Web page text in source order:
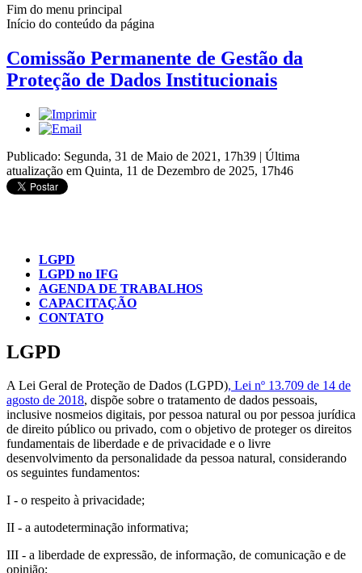
Fim do menu principal
Início do conteúdo da página
Comissão Permanente de Gestão da
Proteção de Dados Institucionais
Publicado: Segunda, 31 de Maio de 2021, 17h39 | Última
atualização em Quinta, 11 de Dezembro de 2025, 17h46
LGPD
LGPD no IFG
AGENDA DE TRABALHOS
CAPACITAÇÃO
CONTATO
LGPD
A Lei Geral de Proteção de Dados (LGPD), Lei nº 13.709 de 14 de
agosto de 2018, dispõe sobre o tratamento de dados pessoais,
inclusive nosmeios digitais, por pessoa natural ou por pessoa jurídica
de direito público ou privado, com o objetivo de proteger os direitos
fundamentais de liberdade e de privacidade e o livre
desenvolvimento da personalidade da pessoa natural, considerando
os seguintes fundamentos:
I - o respeito à privacidade;
II - a autodeterminação informativa;
III - a liberdade de expressão, de informação, de comunicação e de
opinião;